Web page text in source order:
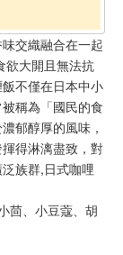
交織融合在一起
欲大開且無法抗
不僅在日本中小
稱為「國民的食
郁醇厚的風味，
得淋漓盡致，對
族群,日式咖哩
茴、小豆蔻、胡